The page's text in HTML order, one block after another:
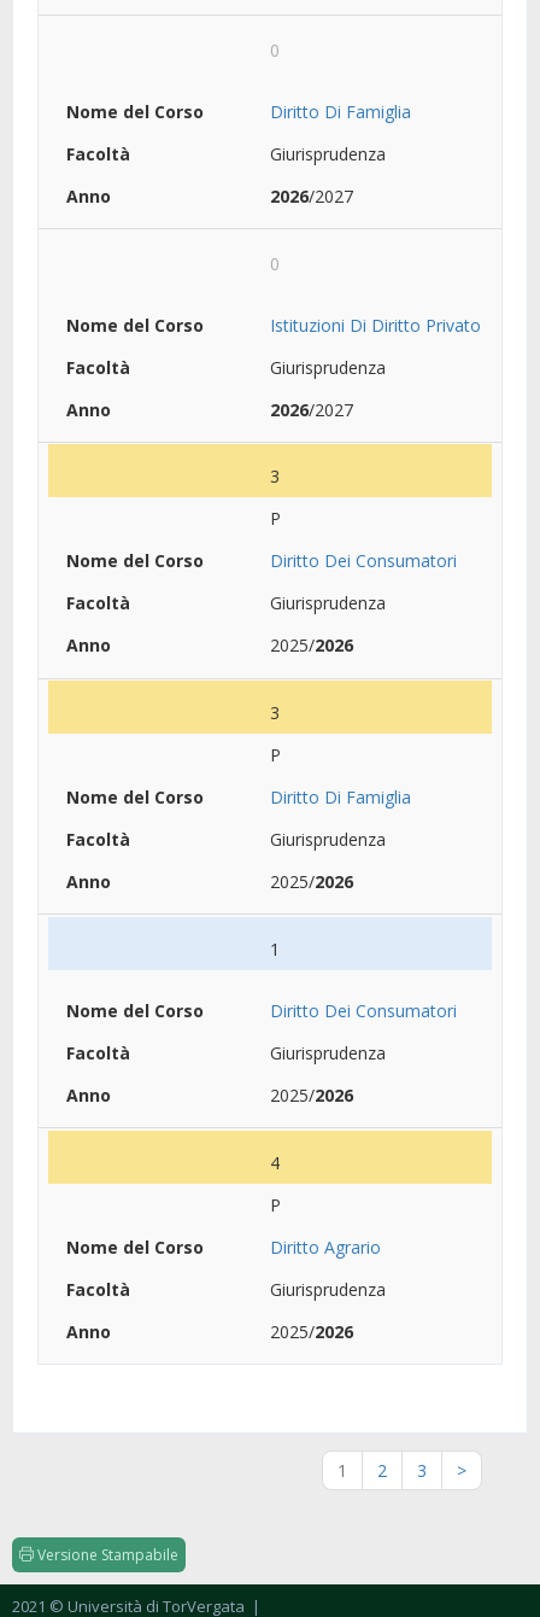
0
Diritto Di Famiglia
Giurisprudenza
2026/2027
0
Istituzioni Di Diritto Privato
Giurisprudenza
2026/2027
3
P
Diritto Dei Consumatori
Giurisprudenza
2025/2026
3
P
Diritto Di Famiglia
Giurisprudenza
2025/2026
1
Diritto Dei Consumatori
Giurisprudenza
2025/2026
4
P
Diritto Agrario
Giurisprudenza
2025/2026
1 2 3 >
Versione Stampabile
2021 © Università di TorVergata |